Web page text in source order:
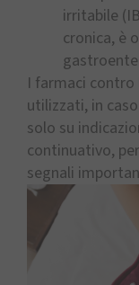
irritabile
cronica, è
I farmaci contro
utilizzati, in
solo su
continuativo,
segnali